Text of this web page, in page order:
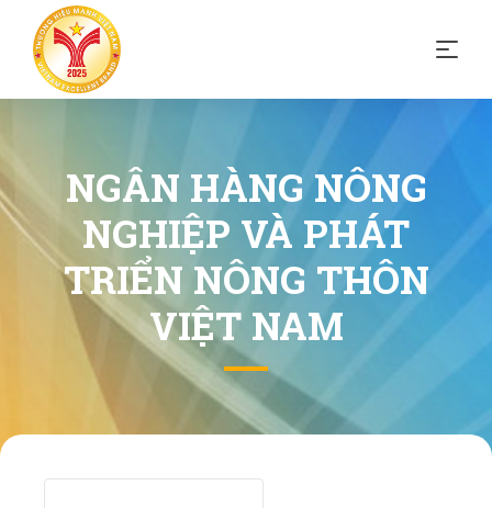
NGÂN HÀNG NÔNG
NGHIỆP VÀ PHÁT
TRIỂN NÔNG THÔN
VIỆT NAM